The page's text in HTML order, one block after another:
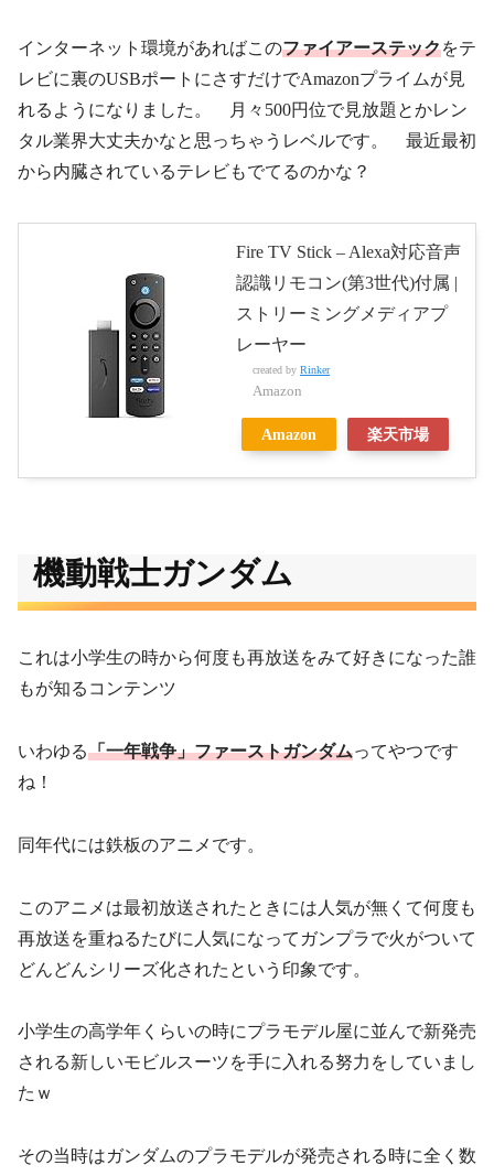
インターネット環境があればこのファイアーステックをテ
レビに裏のUSBポートにさすだけでAmazonプライムが見
れるようになりました。 月々500円位で見放題とかレン
タル業界大丈夫かなと思っちゃうレベルです。 最近最初
から内臓されているテレビもでてるのかな？
Fire TV Stick – Alexa対応音声
認識リモコン(第3世代)付属 |
ストリーミングメディアプ
レーヤー
created by Rinker
Amazon
Amazon 楽天市場
機動戦士ガンダム
これは小学生の時から何度も再放送をみて好きになった誰
もが知るコンテンツ
いわゆる「一年戦争」ファーストガンダムってやつです
ね！
同年代には鉄板のアニメです。
このアニメは最初放送されたときには人気が無くて何度も
再放送を重ねるたびに人気になってガンプラで火がついて
どんどんシリーズ化されたという印象です。
小学生の高学年くらいの時にプラモデル屋に並んで新発売
される新しいモビルスーツを手に入れる努力をしていまし
たｗ
その当時はガンダムのプラモデルが発売される時に全く数